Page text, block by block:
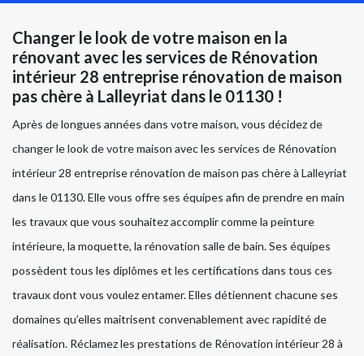
Changer le look de votre maison en la
rénovant avec les services de Rénovation
intérieur 28 entreprise rénovation de maison
pas chère à Lalleyriat dans le 01130 !
Après de longues années dans votre maison, vous décidez de
changer le look de votre maison avec les services de Rénovation
intérieur 28 entreprise rénovation de maison pas chère à Lalleyriat
dans le 01130. Elle vous offre ses équipes afin de prendre en main
les travaux que vous souhaitez accomplir comme la peinture
intérieure, la moquette, la rénovation salle de bain. Ses équipes
possèdent tous les diplômes et les certifications dans tous ces
travaux dont vous voulez entamer. Elles détiennent chacune ses
domaines qu’elles maitrisent convenablement avec rapidité de
réalisation. Réclamez les prestations de Rénovation intérieur 28 à